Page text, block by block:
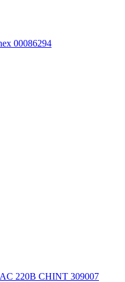
00086294
220В CHINT 309007